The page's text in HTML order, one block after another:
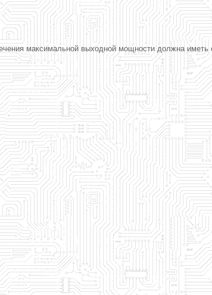
максимальной выходной мощности должна иметь